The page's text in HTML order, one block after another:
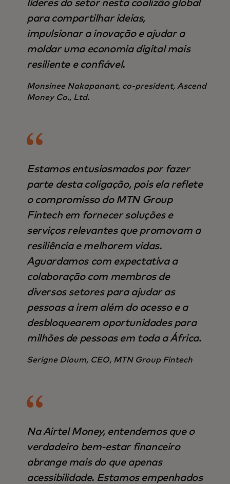
líderes do setor nesta coalizão global
para compartilhar ideias,
impulsionar a inovação e ajudar a
moldar uma economia digital mais
resiliente e confiável.
Monsinee Nakapanant, co-president, Ascend
Money Co., Ltd.
Estamos entusiasmados por fazer
parte desta coligação, pois ela reflete
o compromisso do MTN Group
Fintech em fornecer soluções e
serviços relevantes que promovam a
resiliência e melhorem vidas.
Aguardamos com expectativa a
colaboração com membros de
diversos setores para ajudar as
pessoas a irem além do acesso e a
desbloquearem oportunidades para
milhões de pessoas em toda a África.
Serigne Dioum, CEO, MTN Group Fintech
Na Airtel Money, entendemos que o
verdadeiro bem-estar financeiro
abrange mais do que apenas
acessibilidade. Estamos empenhados